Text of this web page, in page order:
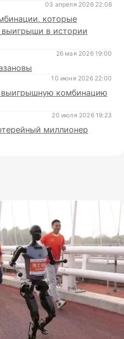
03 апреля 2026 22:08
которые
в истории
26 мая 2026 19:00
10 июня 2026 22:00
комбинацию
20 июля 2026 19:23
миллионер